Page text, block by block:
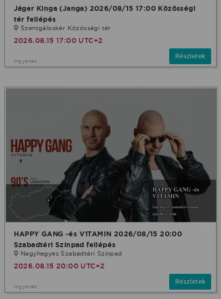
Jáger Kinga (Janga) 2026/08/15 17:00 Közösségi
tér fellépés
Szentgáloskér Közösségi tér
2026.08.15 17:00 UTC+2
Ingyenes
Részletek
HAPPY GANG -és V1TAMIN 2026/08/15 20:00
Szabadtéri Színpad fellépés
Nagyhegyes Szabadtéri Színpad
2026.08.15 20:00 UTC+2
Ingyenes
Részletek